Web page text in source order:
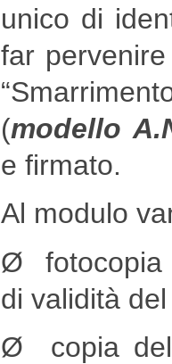
unico di
far
(modello
e firmato.
Al modulo
Ø fotocopia
di validità
Ø copia